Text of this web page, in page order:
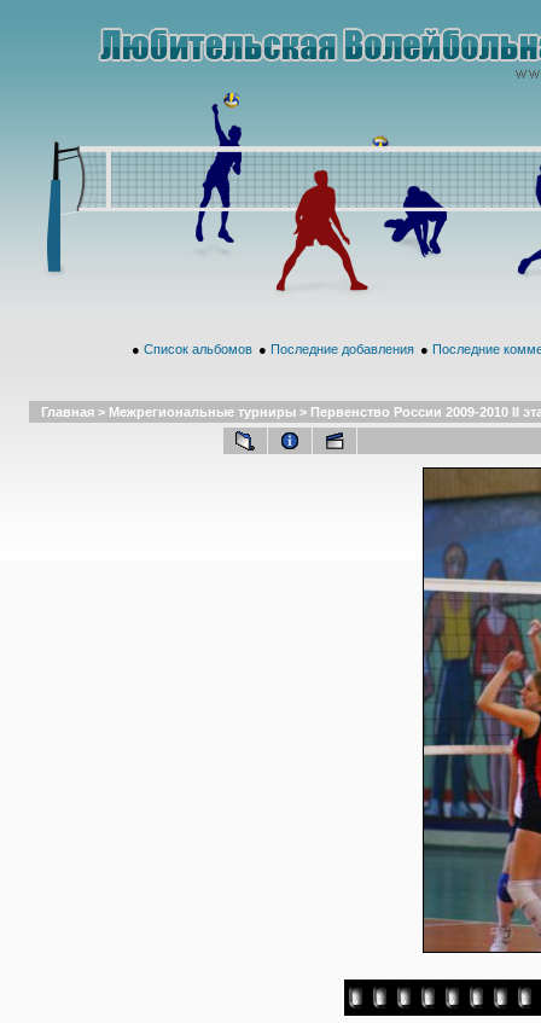
● Список альбомов ● Последние добавления ● Последние
Главная > Межрегиональные турниры > Первенство России 2009-2010 II